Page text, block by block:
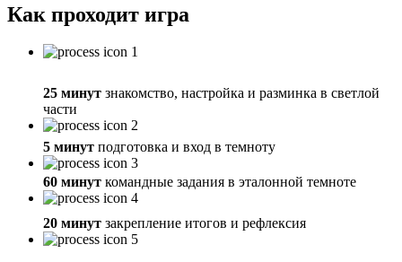
Как проходит игра
25 минут знакомство, настройка и разминка в светлой
части
5 минут подготовка и вход в темноту
60 минут командные задания в эталонной темноте
20 минут закрепление итогов и рефлексия